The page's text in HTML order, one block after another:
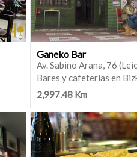
Ganeko Bar
Av. Sabino Arana, 76
Bares y cafeterías en
2,997.48 Km